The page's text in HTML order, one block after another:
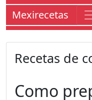
Mexirecetas
Recetas de
Como